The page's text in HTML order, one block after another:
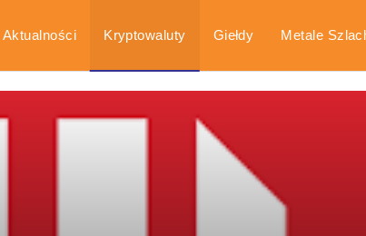
Aktualności Kryptowaluty Giełdy Metale